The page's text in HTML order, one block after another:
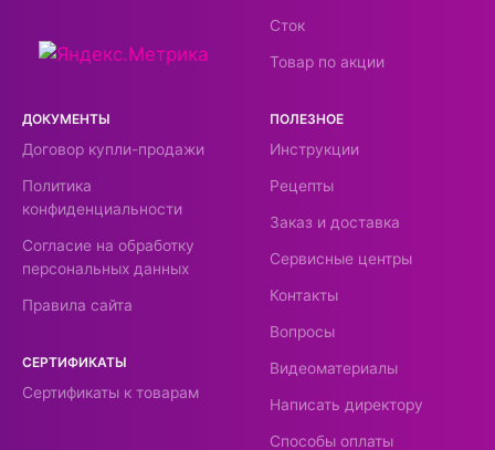
Сток
Товар по акции
ДОКУМЕНТЫ
Договор купли-продажи
Политика
конфиденциальности
Согласие на обработку
персональных данных
Правила сайта
СЕРТИФИКАТЫ
Сертификаты к товарам
ПОЛЕЗНОЕ
Инструкции
Рецепты
Заказ и доставка
Сервисные центры
Контакты
Вопросы
Видеоматериалы
Написать директору
Способы оплаты